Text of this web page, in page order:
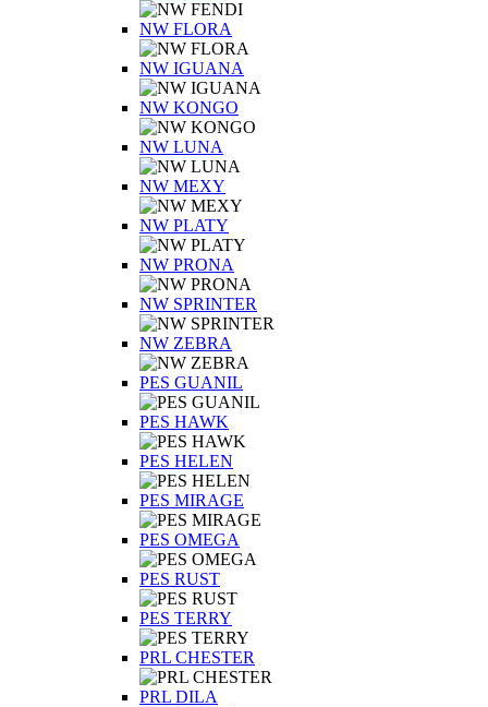
NW FLORA
NW IGUANA
NW KONGO
NW LUNA
NW MEXY
NW PLATY
NW PRONA
NW SPRINTER
NW ZEBRA
PES GUANIL
PES HAWK
PES HELEN
PES MIRAGE
PES OMEGA
PES RUST
PES TERRY
PRL CHESTER
PRL DILA